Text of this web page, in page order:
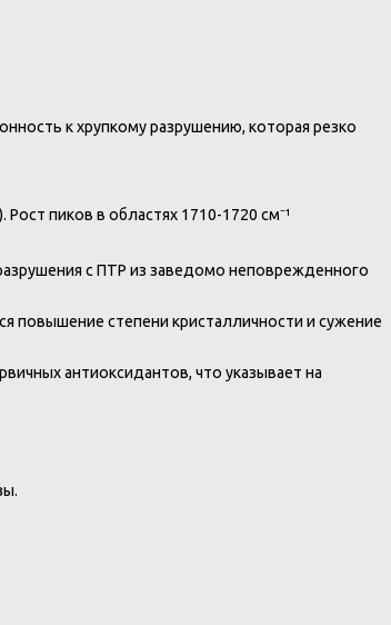
к хрупкому разрушению, которая резко
пиков в областях 1710-1720 см⁻¹
с ПТР из заведомо неповрежденного
повышение степени кристалличности и сужение
антиоксидантов, что указывает на